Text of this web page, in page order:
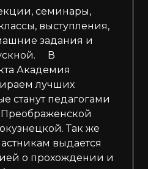
семинары,
выступления,
задания и
⠀ В
Академия
лучших
станут педагогами
Преображенской
Так же
выдается
о прохождении и